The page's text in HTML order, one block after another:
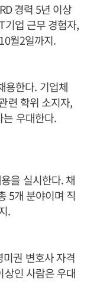
경력 5년 이상
기업 근무 경험자,
월2일까지.
용한다. 기업체
련 학위 소지자,
우대한다.
을 실시한다. 채
5개 분야이며 직
.
권 변호사 자격
인 사람은 우대